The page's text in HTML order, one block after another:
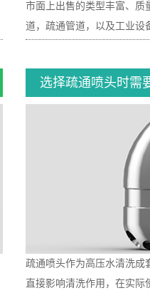
市面上出售的类型丰富、质
道，疏通管道，以及工业设
通喷头优质的清洗、疏通
受到了城建单位、各个企业
多样，下面向大家介绍三
1.根据运用条件挑选挑选疏
的工况条件如何。工况条
和设备大小，以及其周围
还是在企业生产车间内，
调，如用于极端环境中，
较突出的喷头产品。2.根据
上的一个重要组成元件，需
需人们选购的疏通喷头能够
选择疏通喷头时需
疏通喷头作为高压水清洗成
直接影响清洗作用，在实际